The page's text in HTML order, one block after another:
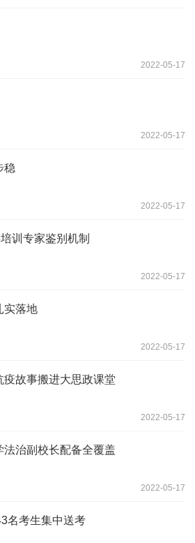
2022-05-17
2022-05-17
稳
2022-05-17
训专家鉴别机制
2022-05-17
实落地
2022-05-17
疫故事搬进大思政课堂
2022-05-17
治副校长配备全覆盖
2022-05-17
名考生集中送考